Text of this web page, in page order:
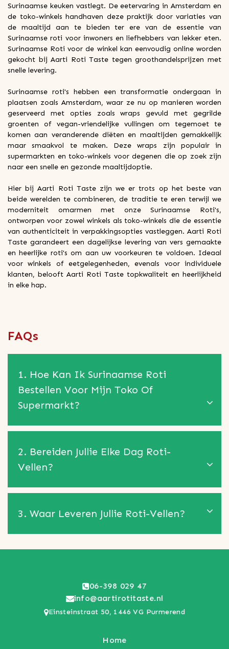
Surinaamse keuken vastlegt. De eetervaring in Amsterdam en
de toko-winkels handhaven deze praktijk door variaties van
de maaltijd aan te bieden ter ere van de essentie van
Surinaamse roti voor inwoners en liefhebbers van lekker eten.
Surinaamse Roti voor de winkel kan eenvoudig online worden
gekocht bij Aarti Roti Taste tegen groothandelsprijzen met
snelle levering.
Surinaamse roti's hebben een transformatie ondergaan in
plaatsen zoals Amsterdam, waar ze nu op manieren worden
geserveerd met opties zoals wraps gevuld met gegrilde
groenten of vegan-vriendelijke vullingen om tegemoet te
komen aan veranderende diëten en maaltijden gemakkelijk
maar smaakvol te maken. Deze wraps zijn populair in
supermarkten en toko-winkels voor degenen die op zoek zijn
naar een snelle en gezonde maaltijdoptie.
Hier bij Aarti Roti Taste zijn we er trots op het beste van
beide werelden te combineren, de traditie te eren terwijl we
moderniteit omarmen met onze Surinaamse Roti's,
ontworpen voor zowel winkels als toko-winkels die de essentie
van authenticiteit in verpakkingsopties vastleggen. Aarti Roti
Taste garandeert een dagelijkse levering van vers gemaakte
en heerlijke roti's om aan uw voorkeuren te voldoen. Ideaal
voor winkels of eetgelegenheden, evenals voor individuele
klanten, belooft Aarti Roti Taste topkwaliteit en heerlijkheid
in elke hap.
FAQs
1. Hoe Kan Ik Surinaamse Roti
Bestellen Voor Mijn Toko Of
Supermarkt?
2. Bereiden Jullie Elke Dag Roti-
Vellen?
3. Waar Leveren Jullie Roti-Vellen?
06-398 029 47
info@aartirotitaste.nl
Einsteinstraat 50, 1446 VG Purmerend
Home